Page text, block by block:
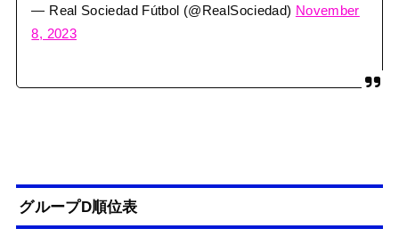
— Real Sociedad Fútbol (@RealSociedad) November
8, 2023
グループD順位表